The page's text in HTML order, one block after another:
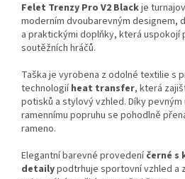
Felet Trenzy Pro V2 Blackje
moderním dvoubarevným designem,
a praktickými doplňky, která uspokojí
soutěžních hráčů.
Taška je vyrobena z odolné textilie s
technologiíheat transfer, která
potisků a stylový vzhled. Díky
ramennímu popruhu se pohodlně
rameno.
Elegantní barevné provedeníčerné
detailypodtrhuje sportovní vzhled a